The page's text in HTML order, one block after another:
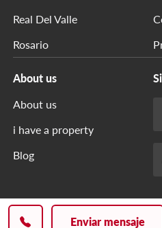
Enviar mensaje
Real Del Valle
Rosario
About us
About us
i have a property
Blog
Privacy Policy